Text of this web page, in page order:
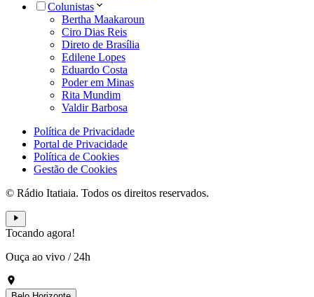
Colunistas
Bertha Maakaroun
Ciro Dias Reis
Direto de Brasília
Edilene Lopes
Eduardo Costa
Poder em Minas
Rita Mundim
Valdir Barbosa
Política de Privacidade
Portal de Privacidade
Política de Cookies
Gestão de Cookies
© Rádio Itatiaia. Todos os direitos reservados.
Tocando agora!
Ouça ao vivo / 24h